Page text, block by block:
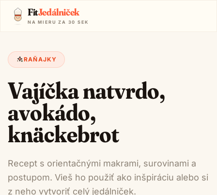
FitJedálniček
NA MIERU ZA 30 SEK
RAŇAJKY
Vajíčka natvrdo,
avokádo,
knäckebrot
Recept s orientačnými makrami, surovinami a
postupom. Vieš ho použiť ako inšpiráciu alebo si
z neho vytvoriť celý jedálniček.